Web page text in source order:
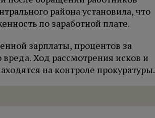
района установила, что
по заработной плате.
зарплаты, процентов за
Ход рассмотрения исков и
на контроле прокуратуры.